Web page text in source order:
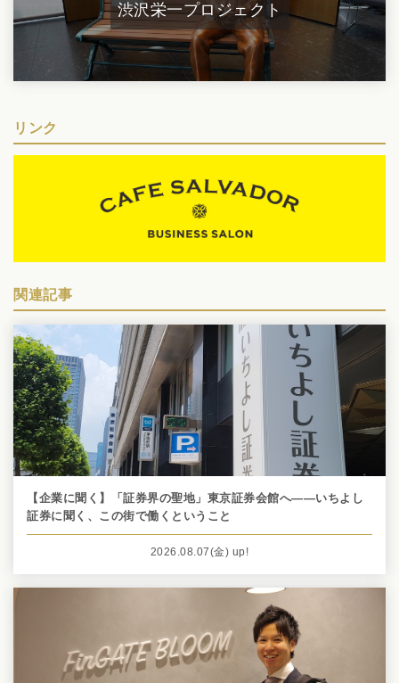
渋沢栄一プロジェクト
リンク
関連記事
【企業に聞く】「証券界の聖地」東京証券会館へ――いちよし
証券に聞く、この街で働くということ
2026.08.07(金) up!